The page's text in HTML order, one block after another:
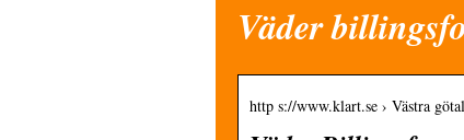
Väder
http s://www.klart.se › Västra